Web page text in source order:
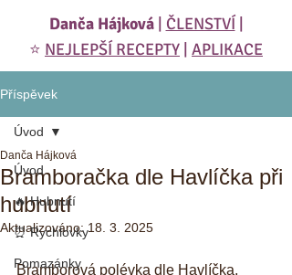
Danča Hájková| ČLENSTVÍ
⭐️ NEJLEPŠÍ RECEPTY APLIKACE
Příspěvek
Úvod
🔥 Hubnutí
⏰ Rychlovky
Pomazánky
Úvod
Bramboračka dle Havlíčka při
hubnutí
Danča Hájková
Aktualizováno:18. 3. 2025
Bramborová polévka dle Havlíčka,